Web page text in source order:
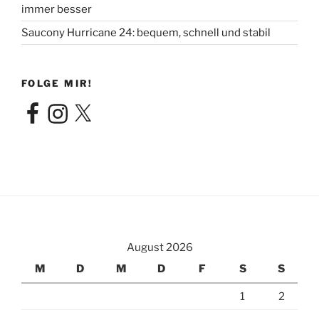
immer besser
Saucony Hurricane 24: bequem, schnell und stabil
FOLGE MIR!
FacebookInstagram
X
August 2026
M
D M D F S S
1 2